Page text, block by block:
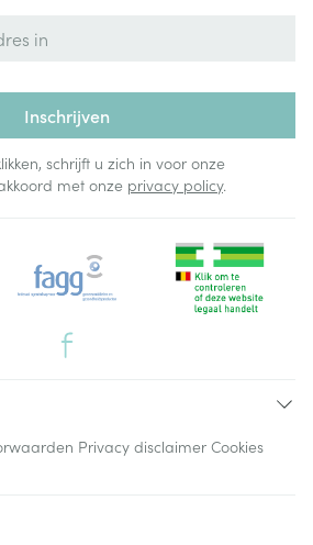
Inschrijven
schrijft u zich in voor onze
met onze privacy policy.
Privacy disclaimer Cookies